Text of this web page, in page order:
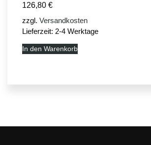
126,80 €
zzgl. Versandkosten
Lieferzeit: 2-4 Werktage
In den Warenkorb